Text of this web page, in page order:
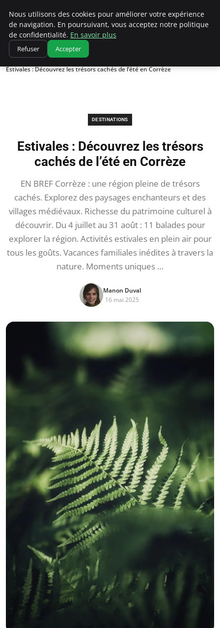
Correze Co
Accueil
Destinations
Estivales : Découvrez les trésors cachés de l’été en Corrèze
DESTINATIONS
Estivales : Découvrez les trésors
cachés de l’été en Corrèze
EN BREF Corrèze : une région pleine de trésors
cachés. Explorez des paysages enchanteurs et des
villages médiévaux. Richesse du patrimoine culturel à
découvrir. Du 4 juillet au 31 août : 11 balades pour
explorer la région. Activités estivales en plein air pour
tous les goûts. Vacances familiales inédites à travers la
nature. Moments uniques …
Manon Duval
16 mai 2025
Nous utilisons des cookies pour améliorer votre expérience
de navigation. En poursuivant, vous acceptez notre politique
de confidentialité. En savoir plus
Refuser Accepter